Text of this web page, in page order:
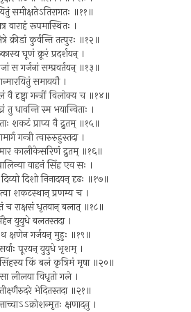
समीक्षतेऽतिरागतः ॥११॥
वाराहं रूपमास्थितः ।
क्रीडां कुर्वन्ति तत्पुरः ॥१२॥
घूणं क्रूरं प्रदर्शयन् ।
स गर्जनां सम्प्रवर्तयन् ॥१३॥
समाययौ ।
वै दृष्ट्वा गन्त्रीं विलोक्य च ॥१४॥
तु धावन्ति स्म भयान्विताः ।
शकटं प्राप्य वै द्रुतम् ॥१५॥
गन्त्री त्वारुरुहुस्तदा ।
कालीकेसरिणं द्रुतम् ॥१६॥
वाहनं सिंह एव सः ।
दिशो निनादयन् दृढः ॥१७॥
शकटस्थान् प्रणम्य च ।
राक्षसं धृतवान् बलात् ॥१८॥
युयुधे बलतस्तदा ।
क्षणेन गर्जयन् मुहुः ॥१९॥
पूरयन् युयुधे भृशम् ।
किं बलं कृत्रिमं मृषा ॥२०॥
लीलया विधृतो गले ।
भेदितस्तदा ॥२१॥
क्षणादनु ।